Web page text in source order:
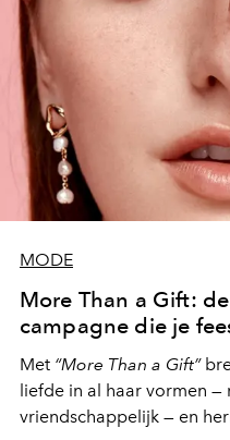
MODE
More Than a Gift:
campagne die je
Met “More Than a Gift”
liefde in al haar vormen —
vriendschappelijk — en